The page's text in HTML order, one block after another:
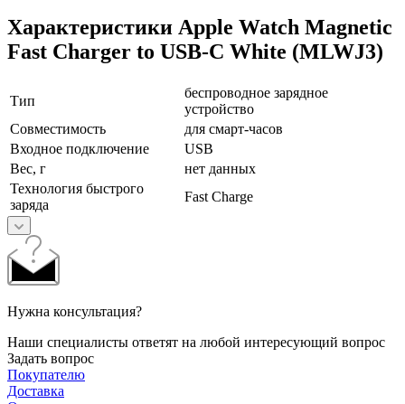
Характеристики Apple Watch Magnetic
Fast Charger to USB-C White (MLWJ3)
Тип
беспроводное зарядное
устройство
Совместимость
для смарт-часов
Входное подключение
USB
Вес, г
нет данных
Технология быстрого
заряда
Fast Charge
Нужна консультация?
Наши специалисты ответят на любой интересующий вопрос
Задать вопрос
Покупателю
Доставка